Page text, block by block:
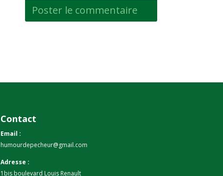
Contact
Email :
humourdepecheur@gmail.com
Adresse :
1bis boulevard Louis Renault